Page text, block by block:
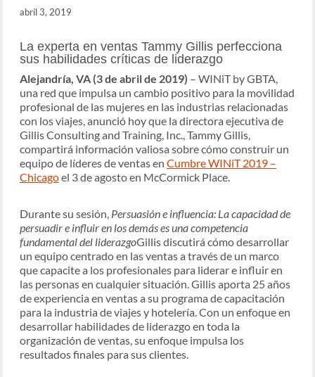
abril 3, 2019
La experta en ventas Tammy Gillis perfecciona
sus habilidades críticas de liderazgo
Alejandría, VA (3 de abril de 2019) – WINiT by GBTA,
una red que impulsa un cambio positivo para la movilidad
profesional de las mujeres en las industrias relacionadas
con los viajes, anunció hoy que la directora ejecutiva de
Gillis Consulting and Training, Inc., Tammy Gillis,
compartirá información valiosa sobre cómo construir un
equipo de líderes de ventas en Cumbre WINiT 2019 –
Chicagoel 3 de agosto en McCormick Place.
Durante su sesión, Persuasión e influencia: La capacidad de
persuadir e influir en los demás es una competencia
fundamental del liderazgoGillis discutirá cómo desarrollar
un equipo centrado en las ventas a través de un marco
que capacite a los profesionales para liderar e influir en
las personas en cualquier situación. Gillis aporta 25 años
de experiencia en ventas a su programa de capacitación
para la industria de viajes y hotelería. Con un enfoque en
desarrollar habilidades de liderazgo en toda la
organización de ventas, su enfoque impulsa los
resultados finales para sus clientes.